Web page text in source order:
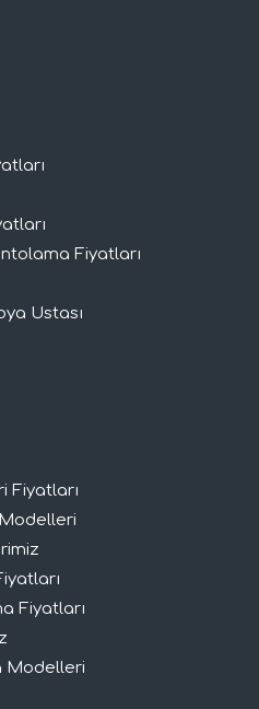
Fiyatları
Ustası
Fiyatları
Fiyatları
Modelleri